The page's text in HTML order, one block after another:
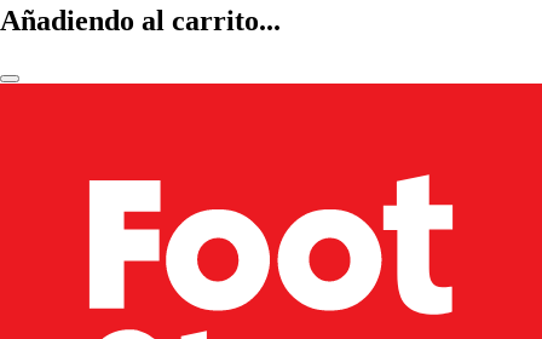
Añadiendo al carrito...